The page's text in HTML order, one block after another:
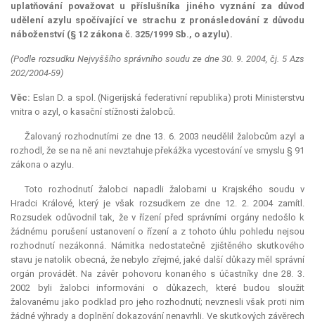
uplatňování považovat u příslušníka jiného vyznání za důvod
udělení azylu spočívající ve strachu z pronásledování z důvodu
náboženství (§ 12 zákona č. 325/1999 Sb., o azylu).
(Podle rozsudku Nejvyššího správního soudu ze dne 30. 9. 2004, čj. 5 Azs
202/2004-59)
Věc: Eslan D. a spol. (Nigerijská federativní republika) proti Ministerstvu
vnitra o azyl, o kasační stížnosti žalobců.
Žalovaný rozhodnutími ze dne 13. 6. 2003 neudělil žalobcům azyl a
rozhodl, že se na ně ani nevztahuje překážka vycestování ve smyslu § 91
zákona o azylu.
Toto rozhodnutí žalobci napadli žalobami u Krajského soudu v
Hradci Králové, který je však rozsudkem ze dne 12. 2. 2004 zamítl.
Rozsudek odůvodnil tak, že v řízení před správními orgány nedošlo k
žádnému porušení ustanovení o řízení a z tohoto úhlu pohledu nejsou
rozhodnutí nezákonná. Námitka nedostatečně zjištěného skutkového
stavu je natolik obecná, že nebylo zřejmé, jaké další důkazy měl správní
orgán provádět. Na závěr pohovoru konaného s účastníky dne 28. 3.
2002 byli žalobci informováni o důkazech, které budou sloužit
žalovanému jako podklad pro jeho rozhodnutí; nevznesli však proti nim
žádné výhrady a doplnění dokazování nenavrhli. Ve skutkových závěrech